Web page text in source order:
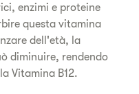
enzimi e proteine
questa vitamina
dell'età, la
diminuire, rendendo
Vitamina B12.